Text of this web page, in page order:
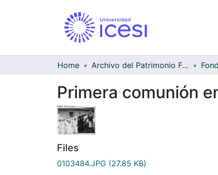
Home Archivo del Patrimonio Fotográfico y Fílmico del Valle del Cauca
Primera comunión
Files
0103484.JPG (27.85 KB)